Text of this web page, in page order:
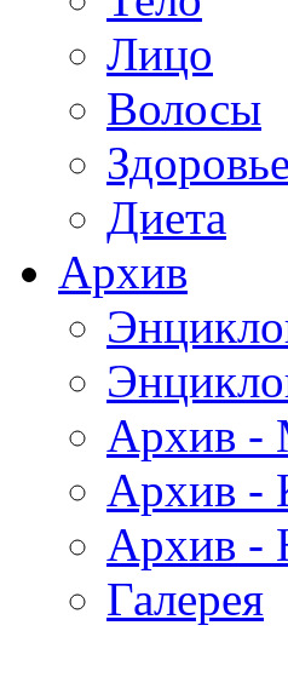
Лицо
Волосы
Здоровье
Диета
Архив
Архив -
Архив -
Архив -
Галерея